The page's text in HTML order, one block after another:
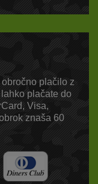
plačilo z
plačate do
Visa,
znaša 60